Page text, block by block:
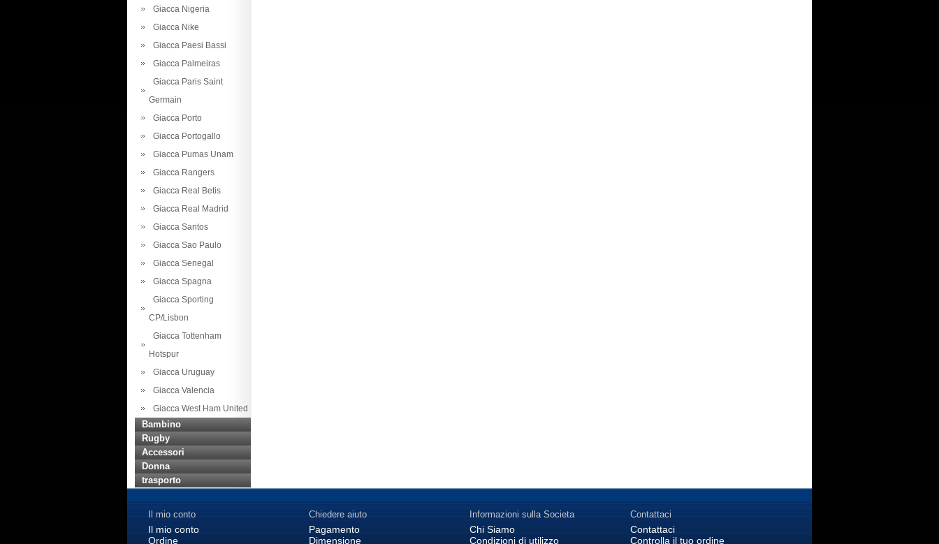
Giacca Nigeria
Giacca Nike
Giacca Paesi Bassi
Giacca Palmeiras
Giacca Paris Saint
Germain
Giacca Porto
Giacca Portogallo
Giacca Pumas Unam
Giacca Rangers
Giacca Real Betis
Giacca Real Madrid
Giacca Santos
Giacca Sao Paulo
Giacca Senegal
Giacca Spagna
Giacca Sporting
CP/Lisbon
Giacca Tottenham
Hotspur
Giacca Uruguay
Giacca Valencia
Giacca West Ham United
Bambino
Rugby
Accessori
Donna
trasporto
Il mio conto
Il mio conto
Ordine
Chiedere aiuto
Pagamento
Dimensione
Informazioni sulla Societa
Chi Siamo
Condizioni di utilizzo
Contattaci
Contattaci
Controlla il tuo ordine